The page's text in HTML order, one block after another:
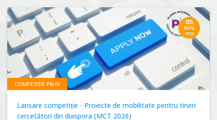
05
AUG
2026
COMPETIȚIE PN IV
Lansare competiție - Proiecte de mobilitate pentru tineri
cercetători din diaspora (MCT 2026)